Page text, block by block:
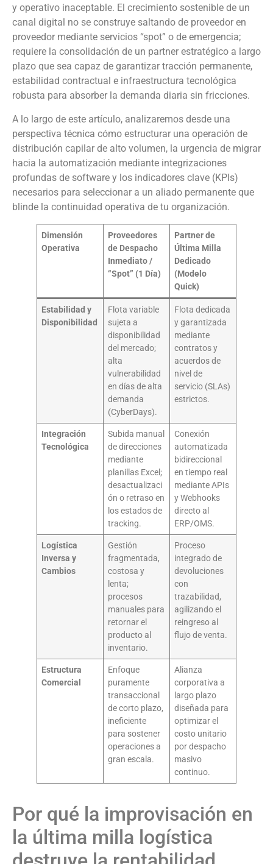
y operativo inaceptable. El crecimiento sostenible de un
canal digital no se construye saltando de proveedor en
proveedor mediante servicios “spot” o de emergencia;
requiere la consolidación de un partner estratégico a largo
plazo que sea capaz de garantizar tracción permanente,
estabilidad contractual e infraestructura tecnológica
robusta para absorber la demanda diaria sin fricciones.
A lo largo de este artículo, analizaremos desde una
perspectiva técnica cómo estructurar una operación de
distribución capilar de alto volumen, la urgencia de migrar
hacia la automatización mediante integrizaciones
profundas de software y los indicadores clave (KPIs)
necesarios para seleccionar a un aliado permanente que
blinde la continuidad operativa de tu organización.
Dimensión
Operativa
Proveedores
de Despacho
Inmediato /
“Spot” (1 Día)
Partner de
Última Milla
Dedicado
(Modelo
Quick)
Estabilidad y
Disponibilidad
Flota variable
sujeta a
disponibilidad
del mercado;
alta
vulnerabilidad
en días de alta
demanda
(CyberDays).
Flota dedicada
y garantizada
mediante
contratos y
acuerdos de
nivel de
servicio (SLAs)
estrictos.
Integración
Tecnológica
Subida manual
de direcciones
mediante
planillas Excel;
desactualizaci
ón o retraso en
los estados de
tracking.
Conexión
automatizada
bidireccional
en tiempo real
mediante APIs
y Webhooks
directo al
ERP/OMS.
Logística
Inversa y
Cambios
Gestión
fragmentada,
costosa y
lenta;
procesos
manuales para
retornar el
producto al
inventario.
Proceso
integrado de
devoluciones
con
trazabilidad,
agilizando el
reingreso al
flujo de venta.
Estructura
Comercial
Enfoque
puramente
transaccional
de corto plazo,
ineficiente
para sostener
operaciones a
gran escala.
Alianza
corporativa a
largo plazo
diseñada para
optimizar el
costo unitario
por despacho
masivo
continuo.
Por qué la improvisación en
la última milla logística